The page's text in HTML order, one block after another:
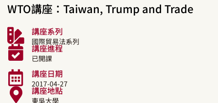
WTO講座：Taiwan, Trump and Trade
講座系列
國際貿易法系列
講座進程
已開課
講座日期
2017-04-27
講座地點
東吳大學